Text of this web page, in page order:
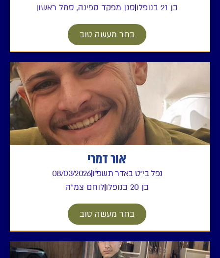
בן 21 בנופלו
סגן מפקד ספינה, סמל ראשון
בחר מעשה טוב
אור דמרי
נפל בי"ט באדר תשפ"ו08/03/2026
בן 20 בנופלו
לוחם צמ"ה
בחר מעשה טוב